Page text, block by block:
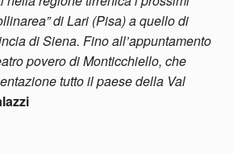
di Lari (Pisa) a quello di
di Siena. Fino all’appuntamento
povero di Monticchiello, che
tutto il paese della Val